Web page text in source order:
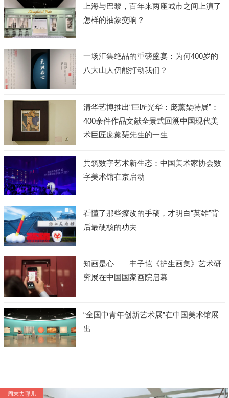
上海与巴黎，百年来两座城市之间上演了
怎样的抽象交响？
一场汇集绝品的重磅盛宴：为何400岁的
八大山人仍能打动我们？
清华艺博推出“巨匠光华：庞薰琹特展”：
400余件作品文献全景式回溯中国现代美
术巨匠庞薰琹先生的一生
共筑数字艺术新生态：中国美术家协会数
字美术馆在京启动
看懂了那些擦改的手稿，才明白“英雄”背
后最硬核的功夫
知画是心——丰子恺《护生画集》艺术研
究展在中国国家画院启幕
“全国中青年创新艺术展”在中国美术馆展
出
周末去哪儿